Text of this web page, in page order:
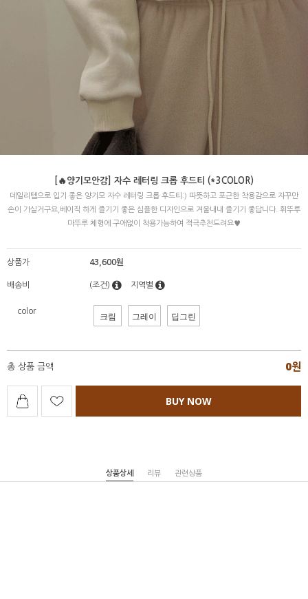
[🔥양기모안감] 자수 레터링 크롭 후드티 (*3COLOR)
데일리템으로 입기 좋은 양기모 자수 레터링 크롭 후드티:) 따뜻하고 포근한 착용감으로 자꾸만
손이 가실거구요,베이직 하게 즐기기 좋은 심플한 디자인으로 겨울내내 즐기기 좋답니다. 휘뚜루
마뚜루 체형에 구애없이 착용가능하여 적극추천드려요♥
상품가 43,600원
배송비 (조건) 지역별
color 크림 그레이 딥그린
총 상품 금액 0원
BUY NOW
상품상세 리뷰 관련상품